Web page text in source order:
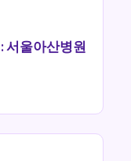
서울아산병원